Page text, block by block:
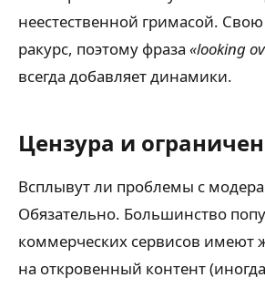
неестественной гримасой.
ракурс, поэтому фраза «looking
всегда добавляет динамики.
Цензура и
Всплывут ли проблемы с
Обязательно. Большинство
коммерческих сервисов имеют
на откровенный контент